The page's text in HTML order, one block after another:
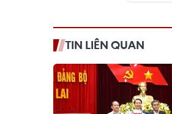
TIN LIÊN QUAN